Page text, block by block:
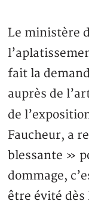
Le ministère
fait la
auprès de
de
Faucheur, a
blessante »
dommage,
être évité